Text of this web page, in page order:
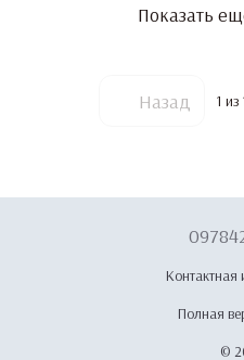
Показать
Назад 1 из
Полная
©